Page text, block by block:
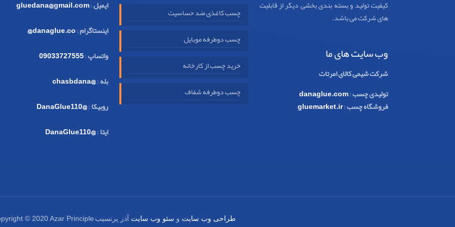
کیفیت تولید و بسته بندی بخشی دیگر از قابلیت
های شرکت می باشد.
وب سایت های ما
شرکت شیمی کالای امرتات
تولیدی چسب:
danaglue.com
فروشگاه چسب:
gluemarket.ir
چسب کاغذی ضد حساسیت
چسب دوطرفه موبایل
خرید چسب از کارخانه
چسب دوطرفه شفاف
ایمیل:
gluedana@gmail.com
اینستاگرام:
danaglue.co@
واتساپ:
09033727555
بله:
@chasbdana
روبیکا:
@DanaGlue110
ایتا:
@DanaGlue110
طراحی وب سایت و سئو وب سایت آذر پرنسیب © 2020 Azar Principle